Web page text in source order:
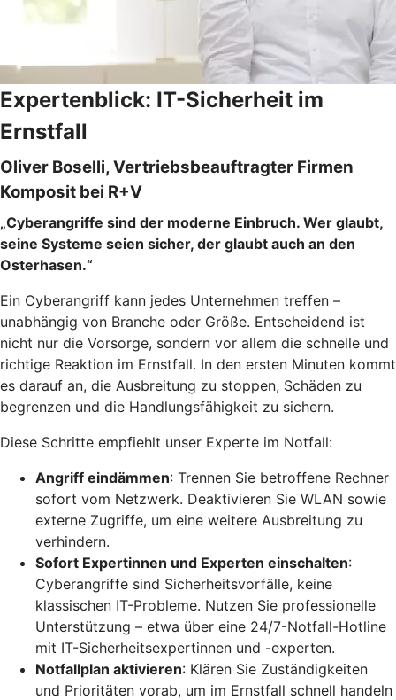
Expertenblick: IT-Sicherheit im
Ernstfall
Oliver Boselli, Vertriebsbeauftragter Firmen
Komposit bei R+V
„Cyberangriffe sind der moderne Einbruch. Wer glaubt,
seine Systeme seien sicher, der glaubt auch an den
Osterhasen.“
Ein Cyberangriff kann jedes Unternehmen treffen –
unabhängig von Branche oder Größe. Entscheidend ist
nicht nur die Vorsorge, sondern vor allem die schnelle und
richtige Reaktion im Ernstfall. In den ersten Minuten kommt
es darauf an, die Ausbreitung zu stoppen, Schäden zu
begrenzen und die Handlungsfähigkeit zu sichern.
Diese Schritte empfiehlt unser Experte im Notfall:
Angriff eindämmen: Trennen Sie betroffene Rechner
sofort vom Netzwerk. Deaktivieren Sie WLAN sowie
externe Zugriffe, um eine weitere Ausbreitung zu
verhindern.
Sofort Expertinnen und Experten einschalten:
Cyberangriffe sind Sicherheitsvorfälle, keine
klassischen IT-Probleme. Nutzen Sie professionelle
Unterstützung – etwa über eine 24/7-Notfall-Hotline
mit IT-Sicherheitsexpertinnen und -experten.
Notfallplan aktivieren: Klären Sie Zuständigkeiten
und Prioritäten vorab, um im Ernstfall schnell handeln